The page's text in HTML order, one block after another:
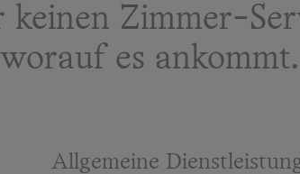
Zimmer-
es ankommt.
Allgemeine